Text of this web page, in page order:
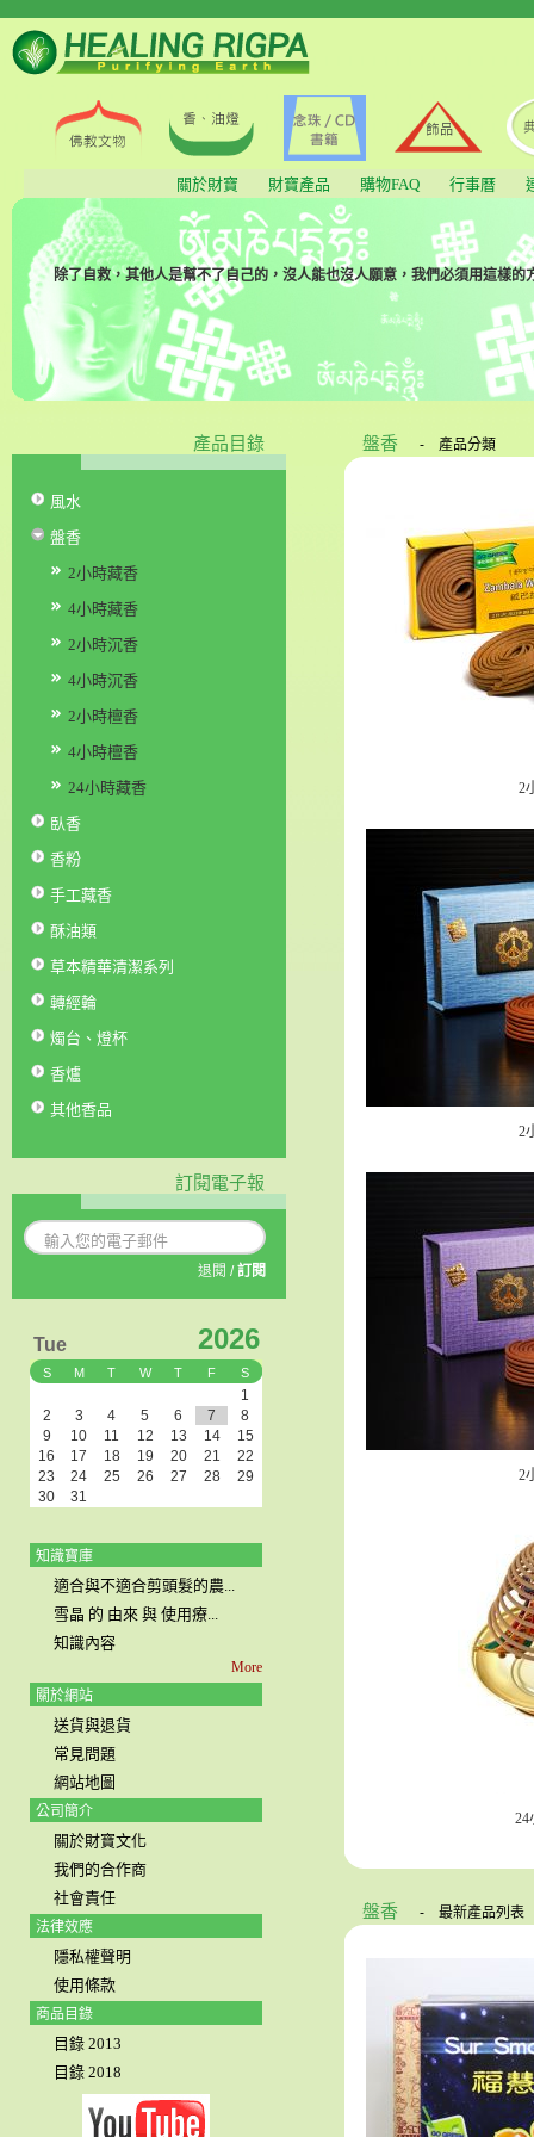
關於財寶 財寶產品 購物FAQ 行事曆
除了自救，其他人是幫不了自己的，沒人能也沒人願意，我們必須用這樣的
產品目錄
風水
盤香
2小時藏香
4小時藏香
2小時沉香
4小時沉香
2小時檀香
4小時檀香
24小時藏香
臥香
香粉
手工藏香
酥油類
草本精華清潔系列
轉經輪
燭台、燈杯
香爐
其他香品
訂閱電子報
退閱 /訂閱
Tue 2026
S M T W T F S
1
2
3 4 5 6 7
8
9
10 11 12 13 14
15
16
17 18 19 20 21
22
23
24 25 26 27 28
29
30
31
知識寶庫
適合與不適合剪頭髮的農...
雪晶 的 由來 與 使用療...
知識內容
More
關於網站
送貨與退貨
常見問題
網站地圖
公司簡介
關於財寶文化
我們的合作商
社會責任
法律效應
隱私權聲明
使用條款
商品目錄
目錄 2013
目錄 2018
盤香 - 產品分類
2
2
2
24
盤香 - 最新產品列表